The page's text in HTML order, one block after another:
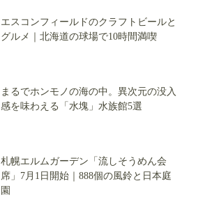
エスコンフィールドのクラフトビールと
グルメ｜北海道の球場で10時間満喫
まるでホンモノの海の中。異次元の没入
感を味わえる「水塊」水族館5選
札幌エルムガーデン「流しそうめん会
席」7月1日開始｜888個の風鈴と日本庭
園